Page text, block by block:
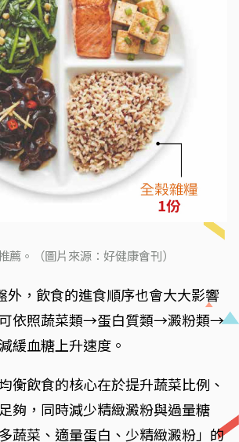
薦。（圖片來源：好健康會刊）
外，飲食的進食順序也會大大影響
可依照蔬菜類→蛋白質類→澱粉類→
緩血糖上升速度。
衡飲食的核心在於提升蔬菜比例、
夠，同時減少精緻澱粉與過量糖
蔬菜、適量蛋白、少精緻澱粉」的